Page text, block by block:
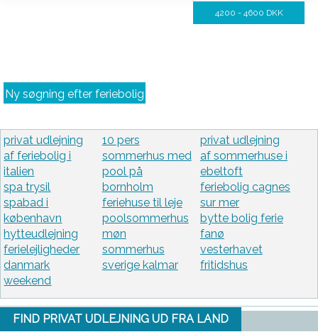
4200 - 4600 DKK
Ny søgning efter feriebolig
privat udlejning
af feriebolig i
italien
spa trysil
spabad i
københavn
hytteudlejning
ferielejligheder
danmark
weekend
10 pers
sommerhus med
pool på
bornholm
feriehuse til leje
poolsommerhus
møn
sommerhus
sverige kalmar
privat udlejning
af sommerhuse i
ebeltoft
feriebolig cagnes
sur mer
bytte bolig ferie
fanø
vesterhavet
fritidshus
FIND PRIVAT UDLEJNING UD FRA LAND